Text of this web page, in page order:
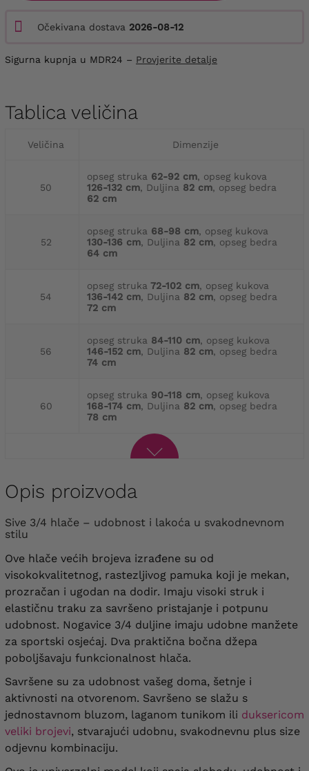
Očekivana dostava 2026-08-12
Sigurna kupnja u MDR24 – Provjerite detalje
Tablica veličina
Veličina Dimenzije
50
opseg struka 62-92 cm, opseg kukova
126-132 cm, Duljina 82 cm, opseg bedra
62 cm
52
opseg struka 68-98 cm, opseg kukova
130-136 cm, Duljina 82 cm, opseg bedra
64 cm
54
opseg struka 72-102 cm, opseg kukova
136-142 cm, Duljina 82 cm, opseg bedra
72 cm
56
opseg struka 84-110 cm, opseg kukova
146-152 cm, Duljina 82 cm, opseg bedra
74 cm
60
opseg struka 90-118 cm, opseg kukova
168-174 cm, Duljina 82 cm, opseg bedra
78 cm
Opis proizvoda
Sive 3/4 hlače – udobnost i lakoća u svakodnevnom
stilu
Ove hlače većih brojeva izrađene su od
visokokvalitetnog, rastezljivog pamuka koji je mekan,
prozračan i ugodan na dodir. Imaju visoki struk i
elastičnu traku za savršeno pristajanje i potpunu
udobnost. Nogavice 3/4 duljine imaju udobne manžete
za sportski osjećaj. Dva praktična bočna džepa
poboljšavaju funkcionalnost hlača.
Savršene su za udobnost vašeg doma, šetnje i
aktivnosti na otvorenom. Savršeno se slažu s
jednostavnom bluzom, laganom tunikom ili duksericom
veliki brojevi, stvarajući udobnu, svakodnevnu plus size
odjevnu kombinaciju.